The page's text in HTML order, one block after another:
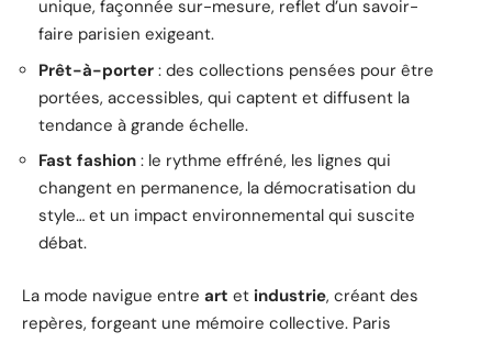
unique, façonnée sur-mesure, reflet d’un savoir-
faire parisien exigeant.
Prêt-à-porter : des collections pensées pour être
portées, accessibles, qui captent et diffusent la
tendance à grande échelle.
Fast fashion : le rythme effréné, les lignes qui
changent en permanence, la démocratisation du
style… et un impact environnemental qui suscite
débat.
La mode navigue entre art et industrie, créant des
repères, forgeant une mémoire collective. Paris